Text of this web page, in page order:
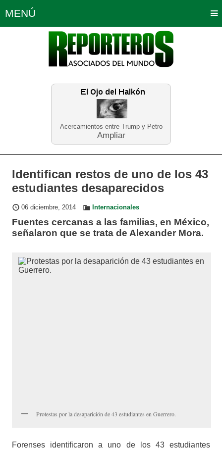
Acercamientos entre Trump y Petro
Ampliar
MENÚ
Política Opinión Bogotá
Planeta Tierra Deportes
Educación Neira
Identifican restos de uno de los 43
estudiantes desaparecidos
06 diciembre, 2014 Internacionales
Fuentes cercanas a las familias, en México,
señalaron que se trata de Alexander Mora.
Protestas por la desaparición de 43 estudiantes en Guerrero.
Forenses identificaron a uno de los 43 estudiantes